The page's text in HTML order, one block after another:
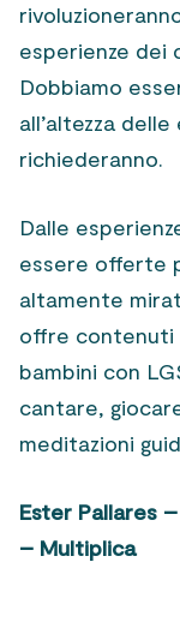
esperienze dei
Dobbiamo
all’altezza
richiederanno.
Dalle
essere offerte
altamente
offre contenuti
bambini con
cantare,
meditazioni
Ester Pallares
– Multiplica